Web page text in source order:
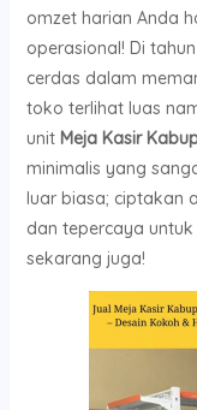
omzet harian Anda
operasional! Di
cerdas dalam
toko terlihat luas
unit Meja Kasir
minimalis yang
luar biasa; ciptakan
dan tepercaya
sekarang juga!